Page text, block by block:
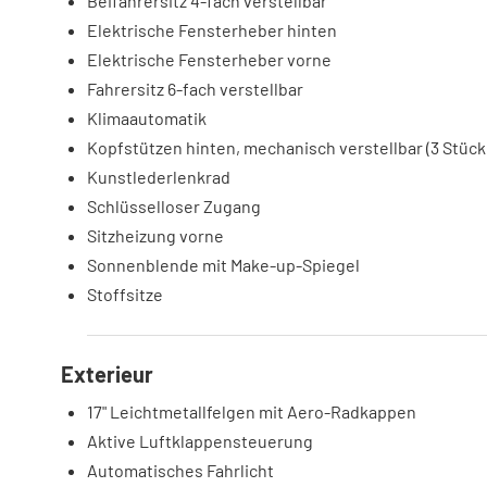
Elektrische Fensterheber hinten
Elektrische Fensterheber vorne
Fahrersitz 6-fach verstellbar
Klimaautomatik
Kopfstützen hinten, mechanisch verstellbar (3
Kunstlederlenkrad
Schlüsselloser Zugang
Sitzheizung vorne
Sonnenblende mit Make-up-Spiegel
Stoffsitze
Exterieur
17" Leichtmetallfelgen mit Aero-Radkappen
Aktive Luftklappensteuerung
Automatisches Fahrlicht